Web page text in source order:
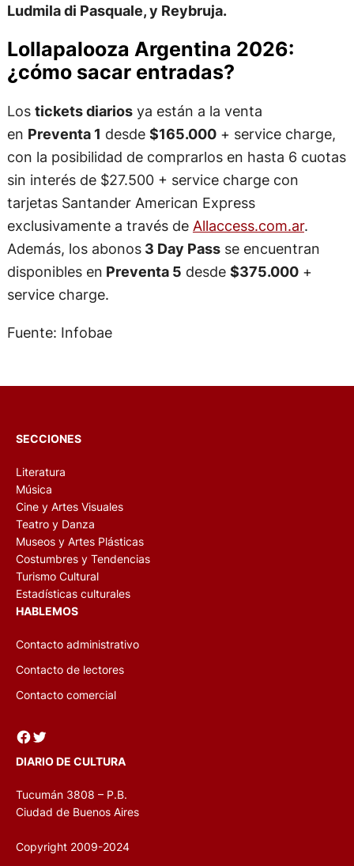
Ludmila di Pasquale, y Reybruja.
Lollapalooza Argentina 2026:
¿cómo sacar entradas?
Los tickets diariosya están a la venta
en Preventa 1 desde $165.000+ service charge,
con la posibilidad de comprarlos en hasta 6 cuotas
sin interés de $27.500 + service charge con
tarjetas Santander American Express
exclusivamente a través de Allaccess.com.ar.
Además, los abonos3 Day Passse encuentran
disponibles en Preventa 5 desde $375.000+
service charge.
Fuente: Infobae
SECCIONES
Literatura
Música
Cine y Artes Visuales
Teatro y Danza
Museos y Artes Plásticas
Costumbres y Tendencias
Turismo Cultural
Estadísticas culturales
HABLEMOS
Contacto administrativo
Contacto de lectores
Contacto comercial
Facebook Twitter
DIARIO DE CULTURA
Tucumán 3808 – P.B.
Ciudad de Buenos Aires
Copyright 2009-2024